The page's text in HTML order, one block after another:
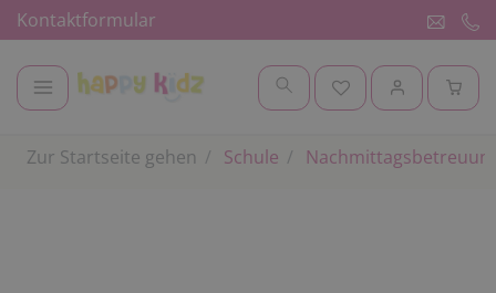
Kontaktformular
Zur Startseite gehen Schule